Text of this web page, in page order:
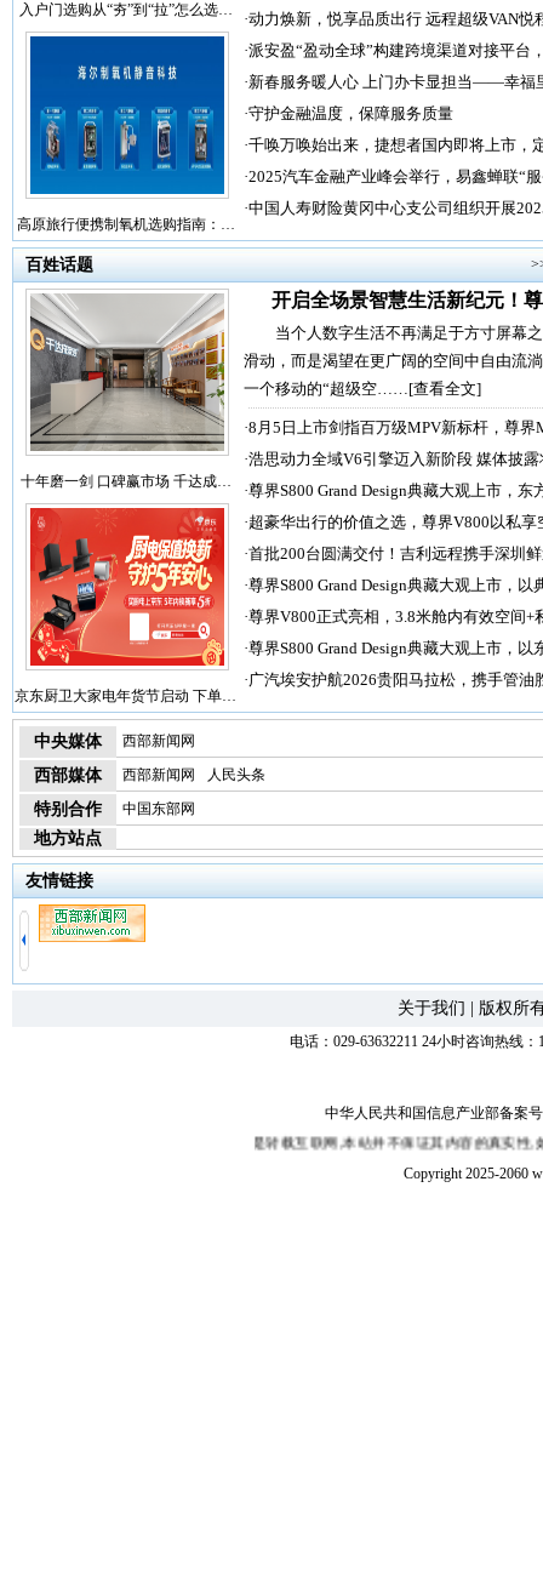
入户门选购从“夯”到“拉”怎么选…
高原旅行便携制氧机选购指南：…
·动力焕新，悦享品质出行 远程超级VAN
·派安盈“盈动全球”构建跨境渠道对接平台
·新春服务暖人心 上门办卡显担当——幸
·守护金融温度，保障服务质量
·千唤万唤始出来，捷想者国内即将上市，
·2025汽车金融产业峰会举行，易鑫蝉联“
·中国人寿财险黄冈中心支公司组织开展
百姓话题
十年磨一剑 口碑赢市场 千达成…
京东厨卫大家电年货节启动 下单…
开启全场景智慧生活新纪元！
当个人数字生活不再满足于方寸屏幕
滑动，而是渴望在更广阔的空间中自由流
一个移动的“超级空……[查看全文]
·8月5日上市剑指百万级MPV新标杆，尊
·浩思动力全域V6引擎迈入新阶段 媒体披
·尊界S800 Grand Design典藏大观上市，
·超豪华出行的价值之选，尊界V800以私
·首批200台圆满交付！吉利远程携手深圳
·尊界S800 Grand Design典藏大观上市，
·尊界V800正式亮相，3.8米舱内有效空间
·尊界S800 Grand Design典藏大观上市，
·广汽埃安护航2026贵阳马拉松，携手管
中央媒体 西部新闻网
西部媒体 西部新闻网 人民头条
特别合作 中国东部网
地方站点
友情链接
关于我们 版权所
电话：029-63632211 24小时咨询热线
中华人民共和国信息产业部备案
站部分新闻的发布有的是转载互联网,本站并不保证其内容的真实性,如果您认为本
Copyright 2025-2060